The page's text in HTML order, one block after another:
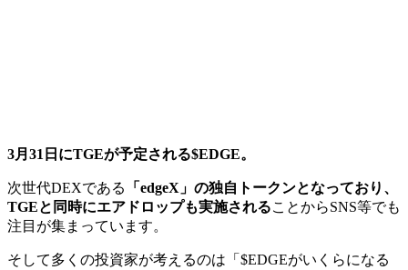
3月31日にTGEが予定される$EDGE。
次世代DEXである
「edgeX」の独自トークンとなっており、
TGEと同時にエアドロップも実施されることからSNS等でも
注目が集まっています。
そして多くの投資家が考えるのは「$EDGEがいくらになる